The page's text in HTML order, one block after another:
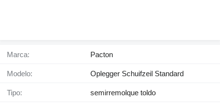
Marca: Pacton
Modelo: Oplegger Schuifzeil Standard
Tipo: semirremolque toldo